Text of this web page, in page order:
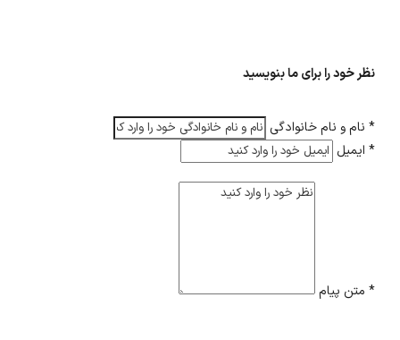
نظر خود را برای ما بنویسید
* نام و نام خانوادگی
* ایمیل
* متن پیام